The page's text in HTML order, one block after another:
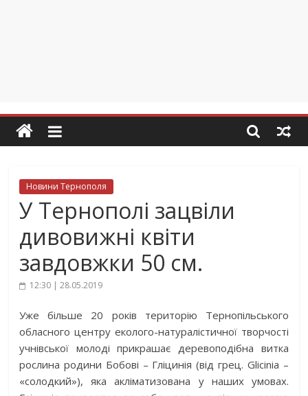
Новини Тернополя
У Тернополі зацвіли
дивовижні квіти
завдовжки 50 см.
12:30 | 28.05.2019
Уже більше 20 років територію Тернопільського
обласного центру еколого-натуралістичної творчості
учнівської молоді прикрашає деревоподібна витка
рослина родини Бобові – Гліцинія (від грец. Glicinia –
«солодкий»), яка акліматизована у наших умовах.